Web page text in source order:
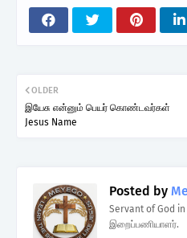
OLDER
இயேசு என்னும் பெயர் கொண்டவர்கள்
Jesus Name
Posted by
Servant of God
இறைப்பணியாளர்.